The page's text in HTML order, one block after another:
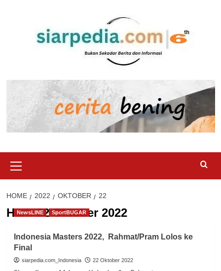
Menu
HOME 2022 OKTOBER 22
Hari:22 Oktober 2022
NewsLINE SportBUGAR
Indonesia Masters 2022, Rahmat/Pram Lolos ke
Final
siarpedia.com_Indonesia 22 Oktober 2022